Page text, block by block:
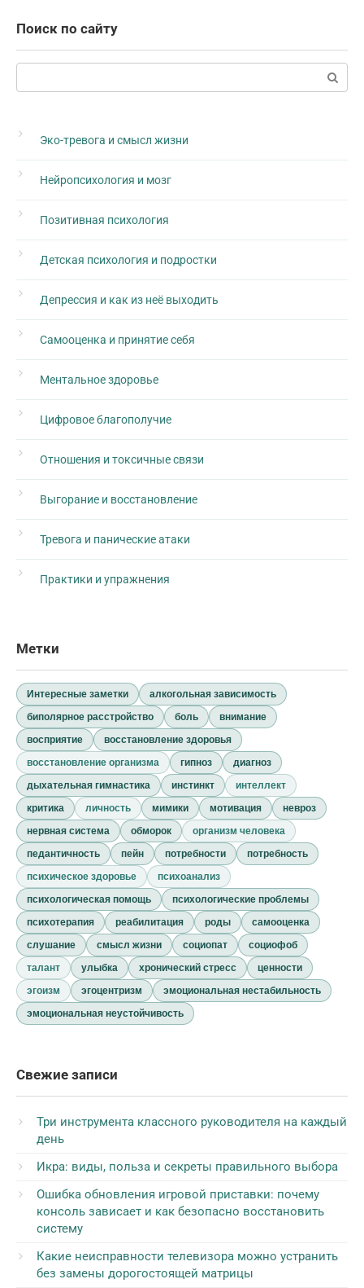
Поиск по сайту
Поиск:
Эко-тревога и смысл жизни
Нейропсихология и мозг
Позитивная психология
Детская психология и подростки
Депрессия и как из неё выходить
Самооценка и принятие себя
Ментальное здоровье
Цифровое благополучие
Отношения и токсичные связи
Выгорание и восстановление
Тревога и панические атаки
Практики и упражнения
Метки
Интересные заметки
алкогольная зависимость
биполярное расстройство
боль
внимание
восприятие
восстановление здоровья
восстановление организма
гипноз
диагноз
дыхательная гимнастика
инстинкт
интеллект
критика
личность мимики мотивация
невроз
нервная система
обморок
организм человека
педантичность
пейн потребности
потребность
психическое здоровье
психоанализ
психологическая помощь
психологические проблемы
психотерапия
реабилитация роды
самооценка
слушание
смысл жизни социопат
социофоб
талант
улыбка хронический стресс
ценности
эгоизм
эгоцентризм
эмоциональная нестабильность
эмоциональная неустойчивость
Свежие записи
Три инструмента классного руководителя на каждый
день
Икра: виды, польза и секреты правильного выбора
Ошибка обновления игровой приставки: почему
консоль зависает и как безопасно восстановить
систему
Какие неисправности телевизора можно устранить
без замены дорогостоящей матрицы